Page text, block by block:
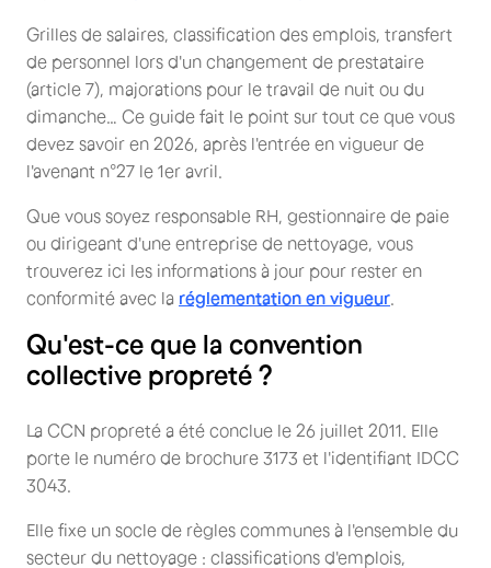
Grilles de salaires, classification des emplois, transfert
de personnel lors d'un changement de prestataire
(article 7), majorations pour le travail de nuit ou du
dimanche… Ce guide fait le point sur tout ce que vous
devez savoir en 2026, après l'entrée en vigueur de
l'avenant n°27 le 1er avril.
Que vous soyez responsable RH, gestionnaire de paie
ou dirigeant d'une entreprise de nettoyage, vous
trouverez ici les informations à jour pour rester en
conformité avec la réglementation en vigueur
Qu'est-ce que la convention
collective propreté ?
La CCN propreté a été conclue le 26 juillet 2011. Elle
porte le numéro de brochure 3173 et l'identifiant IDCC
3043.
Elle fixe un socle de règles communes à l'ensemble du
secteur du nettoyage : classifications d'emplois,